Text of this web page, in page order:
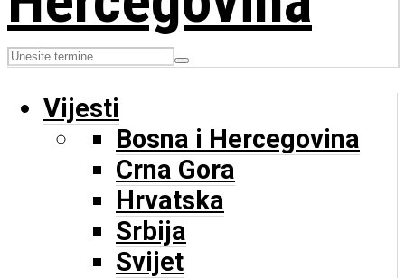
Vijesti
Bosna i Hercegovina
Crna Gora
Hrvatska
Srbija
Svijet